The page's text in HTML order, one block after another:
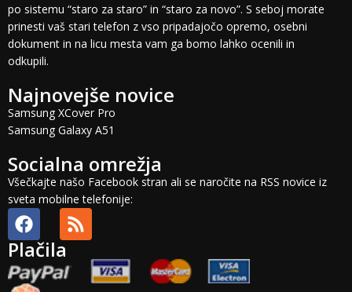
po sistemu “staro za staro” in “staro za novo”. S seboj morate
prinesti vaš stari telefon z vso pripadajočo opremo, osebni
dokument in na licu mesta vam ga bomo lahko ocenili in
odkupili.
Najnovejše novice
Samsung XCover Pro
Samsung Galaxy A51
Socialna omrežja
Všečkajte našo Facebook stran ali se naročite na RSS novice iz
sveta mobilne telefonije:
Plačila